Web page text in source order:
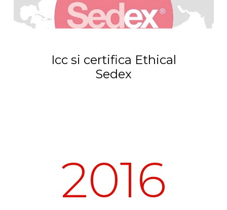
Icc si certifica Ethical
Sedex
2016